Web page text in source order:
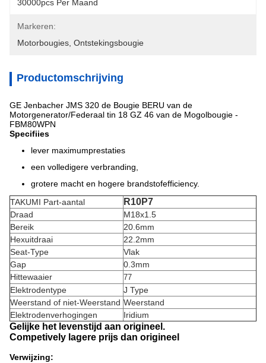
30000pcs Per Maand
Markeren:
Motorbougies Ontstekingsbougie
Productomschrijving
GE Jenbacher JMS 320 de Bougie BERU van de
Motorgenerator/Federaal tin 18 GZ 46 van de Mogolbougie -
FBM80WPN
Specifiies
lever maximumprestaties
een volledigere verbranding,
grotere macht en hogere brandstofefficiency.
TAKUMI Part-aantal
R10P7
Draad
M18x1.5
Bereik
20.6mm
Hexuitdraai
22.2mm
Seat-Type
Vlak
Gap
0.3mm
Hittewaaier
77
Elektrodentype
J Type
Weerstand of niet-Weerstand Weerstand
Elektrodenverhogingen
Iridium
Gelijke het levenstijd aan origineel.
Competively lagere prijs dan origineel
Verwijzing: